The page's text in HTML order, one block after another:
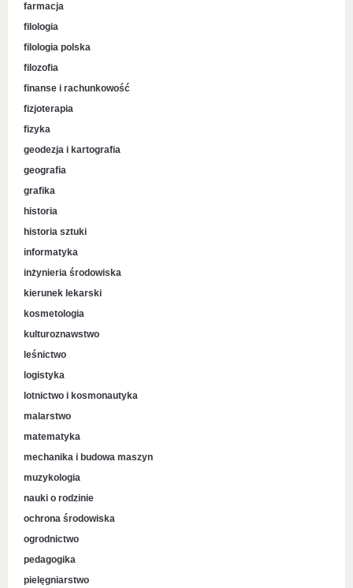
farmacja
filologia
filologia polska
filozofia
finanse i rachunkowość
fizjoterapia
fizyka
geodezja i kartografia
geografia
grafika
historia
historia sztuki
informatyka
inżynieria środowiska
kierunek lekarski
kosmetologia
kulturoznawstwo
leśnictwo
logistyka
lotnictwo i kosmonautyka
malarstwo
matematyka
mechanika i budowa maszyn
muzykologia
nauki o rodzinie
ochrona środowiska
ogrodnictwo
pedagogika
pielęgniarstwo